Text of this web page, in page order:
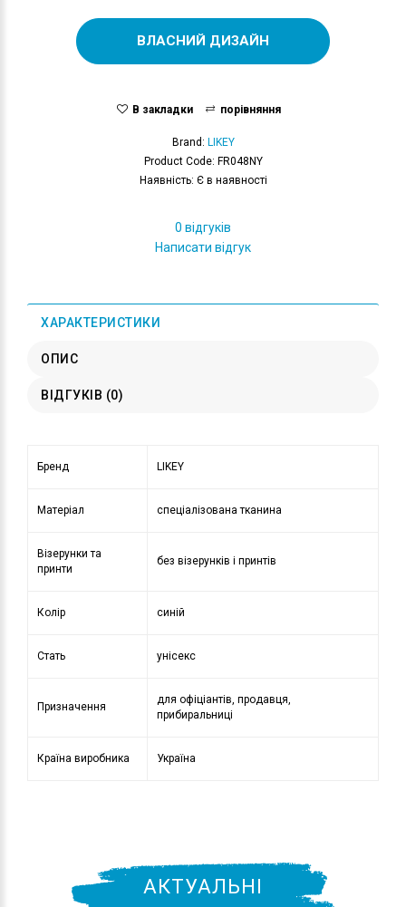
ВЛАСНИЙ ДИЗАЙН
В закладки порівняння
Brand: LIKEY
Product Code: FR048NY
Наявність: Є в наявності
0 відгуків
Написати відгук
ХАРАКТЕРИСТИКИ
ОПИС
ВІДГУКІВ (0)
Бренд LIKEY
Матеріал спеціалізована тканина
Візерунки та
принти
без візерунків і принтів
Колір синій
Стать унісекс
Призначення
для офіціантів, продавця,
прибиральниці
Країна виробника Україна
АКТУАЛЬНІ